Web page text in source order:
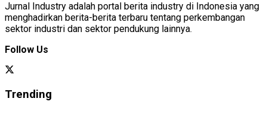
Jurnal Industry adalah portal berita industry di Indonesia yang
menghadirkan berita-berita terbaru tentang perkembangan
sektor industri dan sektor pendukung lainnya.
Follow Us
Trending